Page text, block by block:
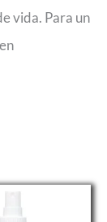
vida. Para un